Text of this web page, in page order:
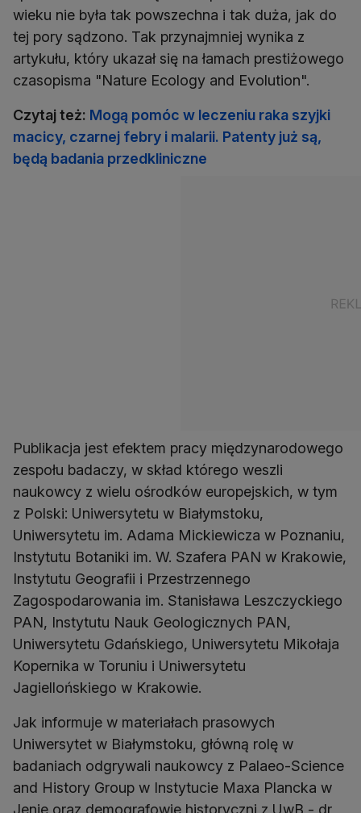
wieku nie była tak powszechna i tak duża, jak do
tej pory sądzono. Tak przynajmniej wynika z
artykułu, który ukazał się na łamach prestiżowego
czasopisma "Nature Ecology and Evolution".
Czytaj też: Mogą pomóc w leczeniu raka szyjki
macicy, czarnej febry i malarii. Patenty już są,
będą badania przedkliniczne
Publikacja jest efektem pracy międzynarodowego
zespołu badaczy, w skład którego weszli
naukowcy z wielu ośrodków europejskich, w tym
z Polski: Uniwersytetu w Białymstoku,
Uniwersytetu im. Adama Mickiewicza w Poznaniu,
Instytutu Botaniki im. W. Szafera PAN w Krakowie,
Instytutu Geografii i Przestrzennego
Zagospodarowania im. Stanisława Leszczyckiego
PAN, Instytutu Nauk Geologicznych PAN,
Uniwersytetu Gdańskiego, Uniwersytetu Mikołaja
Kopernika w Toruniu i Uniwersytetu
Jagiellońskiego w Krakowie.
Jak informuje w materiałach prasowych
Uniwersytet w Białymstoku, główną rolę w
badaniach odgrywali naukowcy z Palaeo-Science
and History Group w Instytucie Maxa Plancka w
Jenie oraz demografowie historyczni z UwB - dr